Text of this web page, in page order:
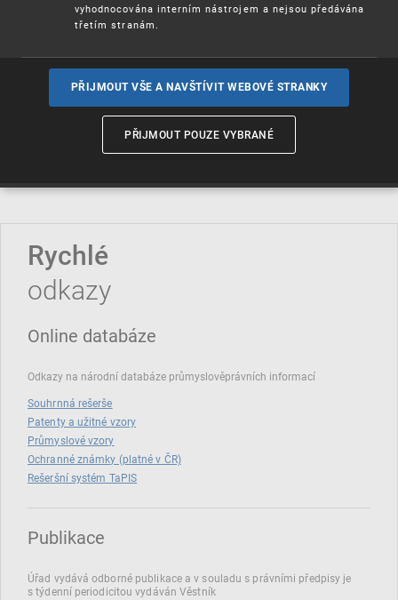
Označení původua zeměpisná
Rychlé
odkazy
Online databáze
Odkazy na národní databáze průmyslověprávních informací
Souhrnná rešerše
Patenty a užitné vzory
Průmyslové vzory
Ochranné známky (platné v ČR)
Rešeršní systém TaPIS
Publikace
Úřad vydává odborné publikace a v souladu s právními předpisy je
s týdenní periodicitou vydáván Věstník
vyhodnocována interním nástrojem a nejsou předávána
třetím stranám.
PŘIJMOUT VŠE A NAVŠTÍVIT WEBOVÉ STRANKY
PŘIJMOUT POUZE VYBRANÉ